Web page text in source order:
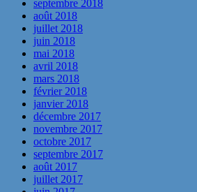
septembre 2018
août 2018
juillet 2018
juin 2018
mai 2018
avril 2018
mars 2018
février 2018
janvier 2018
décembre 2017
novembre 2017
octobre 2017
septembre 2017
août 2017
juillet 2017